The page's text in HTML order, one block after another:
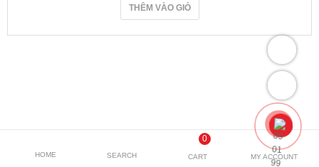
THÊM VÀO GIỎ
HOME SEARCH
0
CART MY ACCOUNT